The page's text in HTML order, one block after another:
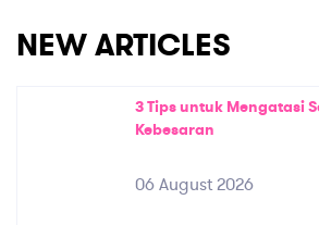
NEW ARTICLES
3 Tips untuk Mengatasi
Kebesaran
06 August 2026